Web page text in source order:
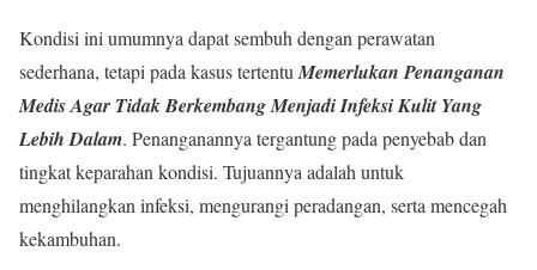
Kondisi ini umumnya dapat sembuh dengan perawatan
sederhana, tetapi pada kasus tertentuMemerlukan Penanganan
Medis Agar Tidak Berkembang Menjadi Infeksi Kulit Yang
Lebih Dalam. Penanganannya tergantung pada penyebab dan
tingkat keparahan kondisi. Tujuannya adalah untuk
menghilangkan infeksi, mengurangi peradangan, serta mencegah
kekambuhan.